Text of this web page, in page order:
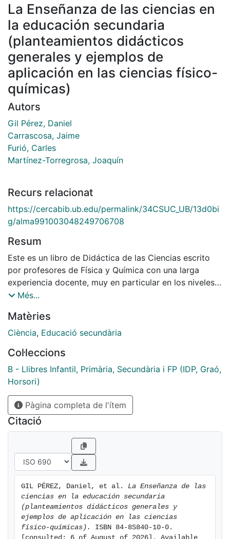
La Enseñanza de las ciencias en
la educación secundaria
(planteamientos didácticos
generales y ejemplos de
aplicación en las ciencias físico-
químicas)
Autors
Gil Pérez, Daniel
Carrascosa, Jaime
Furió, Carles
Martínez-Torregrosa, Joaquín
Recurs relacionat
https://cercabib.ub.edu/permalink/34CSUC_UB/13d0bi
g/alma991003048249706708
Resum
Este es un libro de Didáctica de las Ciencias escrito
por profesores de Física y Química con una larga
experiencia docente, muy en particular en los niveles
de Enseñanza Secundaria ( entendiendo por tal la que
con ello que nuestro interés por la investigación
didáctica y la formación del profesorado tiene como
hemos debido hacer frente en dichos niveles. Y
querernos también dejar patente que, aunque
consideramos la Didáctica de las Ciencias como un
cuerpo homogéneo de conocimientos, nuestra
formación específica de físicos y químicos nos lleva a
centrar los ejemplos, propuestas, etc, en las Ciencias
Físico-químicas (tal como
se indica ya en el subtítulo de este libro).
Més...
Matèries
Ciència, Educació secundària
Col·leccions
B - Llibres Infantil, Primària, Secundària i FP (IDP, Graó,
Horsori)
Pàgina completa de l'ítem
Citació
GIL PÉREZ, Daniel, et al. La Enseñanza de las
ciencias en la educación secundaria
(planteamientos didácticos generales y
ejemplos de aplicación en las ciencias
físico-químicas).
ISBN 84-8S840-10-0.